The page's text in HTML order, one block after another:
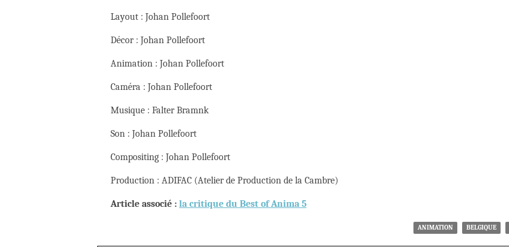
Layout : Johan Pollefoort
Décor : Johan Pollefoort
Animation : Johan Pollefoort
Caméra : Johan Pollefoort
Musique : Falter Bramnk
Son : Johan Pollefoort
Compositing : Johan Pollefoort
Production : ADIFAC (Atelier de Production de la Cambre)
Article associé : la critique du Best of Anima 5
ANIMATION BELGIQUE